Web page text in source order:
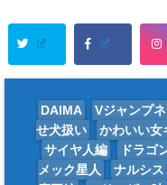
DAIMA Vジャンプ
せ犬扱い
かわいい女
サイヤ人編
ドラゴ
メック星人
ナルシス